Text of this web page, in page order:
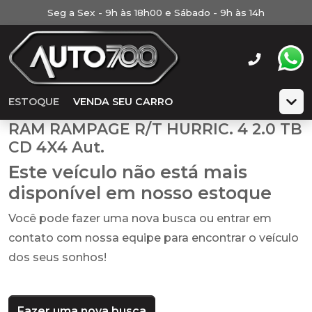
Seg a Sex - 9h às 18h00 e Sábado - 9h às 14h
ESTOQUE VENDA SEU CARRO
RAM RAMPAGE R/T HURRIC. 4 2.0 TB
CD 4X4 Aut.
Este veículo não está mais
disponível em nosso estoque
Você pode fazer uma nova busca ou entrar em
contato com nossa equipe para encontrar o veículo
dos seus sonhos!